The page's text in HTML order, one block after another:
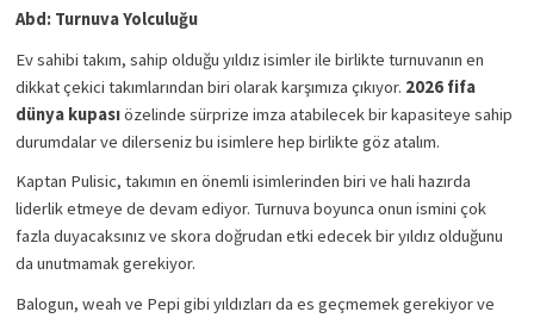
Abd: Turnuva Yolculuğu
Ev sahibi takım, sahip olduğu yıldız isimler ile birlikte turnuvanın en
dikkat çekici takımlarından biri olarak karşımıza çıkıyor. 2026 fifa
dünya kupası özelinde sürprize imza atabilecek bir kapasiteye sahip
durumdalar ve dilerseniz bu isimlere hep birlikte göz atalım.
Kaptan Pulisic, takımın en önemli isimlerinden biri ve hali hazırda
liderlik etmeye de devam ediyor. Turnuva boyunca onun ismini çok
fazla duyacaksınız ve skora doğrudan etki edecek bir yıldız olduğunu
da unutmamak gerekiyor.
Balogun, weah ve Pepi gibi yıldızları da es geçmemek gerekiyor ve